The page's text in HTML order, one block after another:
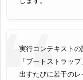
実行コンテキストの
「ブートストラッ
出すたびに若干の